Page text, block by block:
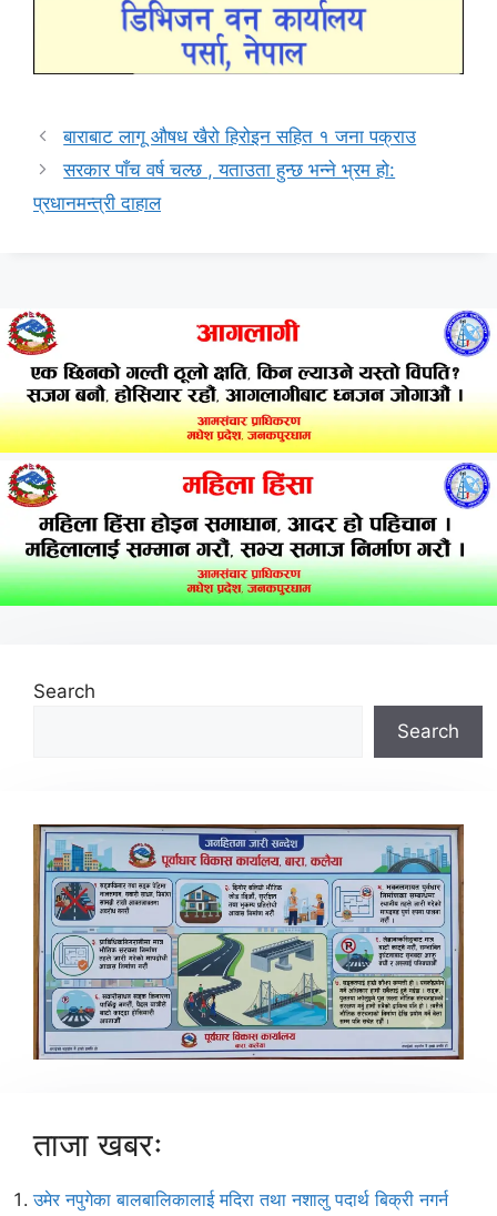
बाराबाट लागू औषध खैरो हिरोइन सहित १ जना पक्राउ
सरकार पाँच वर्ष चल्छ , यताउता हुन्छ भन्ने भ्रम हो:
प्रधानमन्त्री दाहाल
Search
Search
ताजा खबरः
उमेर नपुगेका बालबालिकालाई मदिरा तथा नशालु पदार्थ बिक्री नगर्न